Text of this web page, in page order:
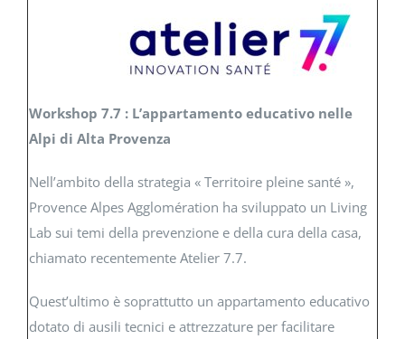
Workshop 7.7 : L’appartamento educativo nelle
Alpi di Alta Provenza
Nell’ambito della strategia « Territoire pleine santé »,
Provence Alpes Agglomération ha sviluppato un Living
Lab sui temi della prevenzione e della cura della casa,
chiamato recentemente Atelier 7.7.
Quest’ultimo è soprattutto un appartamento educativo
dotato di ausili tecnici e attrezzature per facilitare